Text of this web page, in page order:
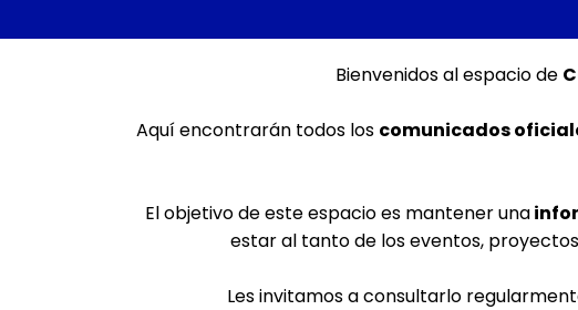
Bienvenidos al espacio de
Aquí encontrarán todos los comunicados
El objetivo de este espacio es mantener una
estar al tanto de los eventos,
Les invitamos a consultarlo